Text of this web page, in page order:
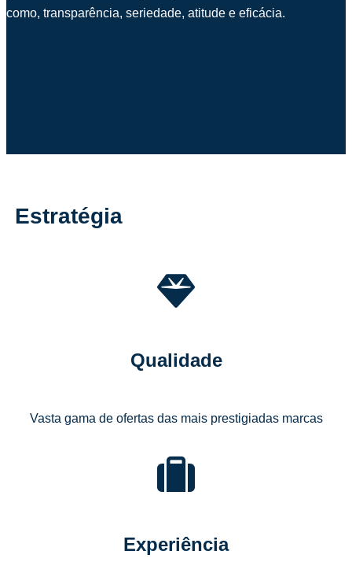
como, transparência, seriedade, atitude e eficácia.
Estratégia
Qualidade
Vasta gama de ofertas das mais prestigiadas marcas
Experiência